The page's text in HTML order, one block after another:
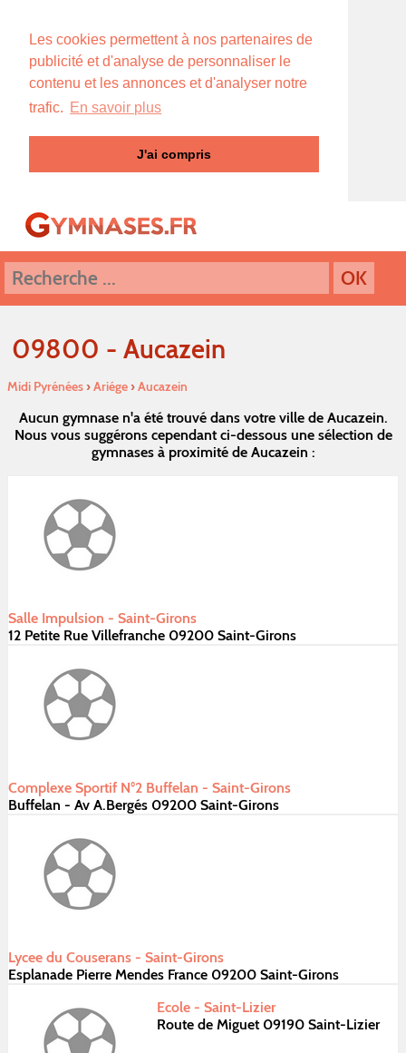
Les cookies permettent à nos partenaires de
publicité et d'analyse de personnaliser le
contenu et les annonces et d'analyser notre
trafic. En savoir plus
J'ai compris
09800 - Aucazein
Midi Pyrénées›Ariége›Aucazein
Aucun gymnase n'a été trouvé dans votre ville de Aucazein.
Nous vous suggérons cependant ci-dessous une sélection de
gymnases à proximité de Aucazein :
Salle Impulsion - Saint-Girons
12 Petite Rue Villefranche 09200 Saint-Girons
Complexe Sportif N°2 Buffelan - Saint-Girons
Buffelan - Av A.Bergés 09200 Saint-Girons
Lycee du Couserans - Saint-Girons
Esplanade Pierre Mendes France 09200 Saint-Girons
Ecole - Saint-Lizier
Route de Miguet 09190 Saint-Lizier